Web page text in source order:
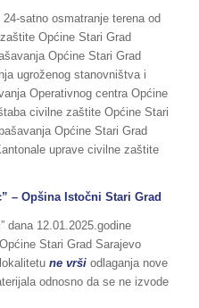
satno osmatranje terena od
Općine Stari Grad
Općine Stari Grad
ugroženog stanovništva i
Operativnog centra Općine
civilne zaštite Općine Stari
Općine Stari Grad
uprave civilne zaštite
Istočni Stari Grad
dana 12.01.2025.godine
Stari Grad Sarajevo
ne vršiodlaganja nove
odnosno da se ne izvode